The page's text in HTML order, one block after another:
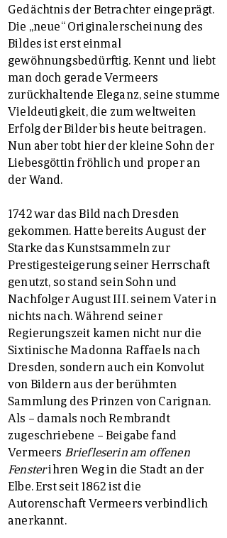
Gedächtnis der Betrachter eingeprägt.
Die „neue“ Originalerscheinung des
Bildes ist erst einmal
gewöhnungsbedürftig. Kennt und liebt
man doch gerade Vermeers
zurückhaltende Eleganz, seine stumme
Vieldeutigkeit, die zum weltweiten
Erfolg der Bilder bis heute beitragen.
Nun aber tobt hier der kleine Sohn der
Liebesgöttin fröhlich und proper an
der Wand.
1742 war das Bild nach Dresden
gekommen. Hatte bereits August der
Starke das Kunstsammeln zur
Prestigesteigerung seiner Herrschaft
genutzt, so stand sein Sohn und
Nachfolger August III. seinem Vater in
nichts nach. Während seiner
Regierungszeit kamen nicht nur die
Sixtinische Madonna Raffaels nach
Dresden, sondern auch ein Konvolut
von Bildern aus der berühmten
Sammlung des Prinzen von Carignan.
Als – damals noch Rembrandt
zugeschriebene – Beigabe fand
Vermeers Briefleserin am offenen
Fensterihren Weg in die Stadt an der
Elbe. Erst seit 1862 ist die
Autorenschaft Vermeers verbindlich
anerkannt.